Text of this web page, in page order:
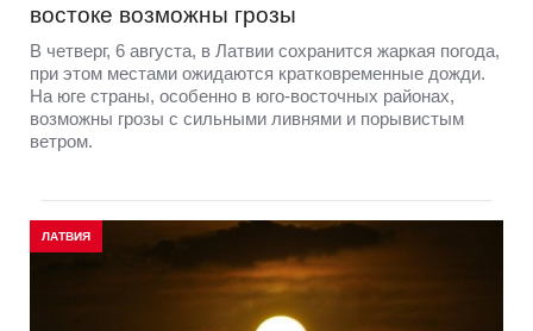
востоке возможны грозы
В четверг, 6 августа, в Латвии сохранится жаркая погода,
при этом местами ожидаются кратковременные дожди.
На юге страны, особенно в юго-восточных районах,
возможны грозы с сильными ливнями и порывистым
ветром.
ЛАТВИЯ